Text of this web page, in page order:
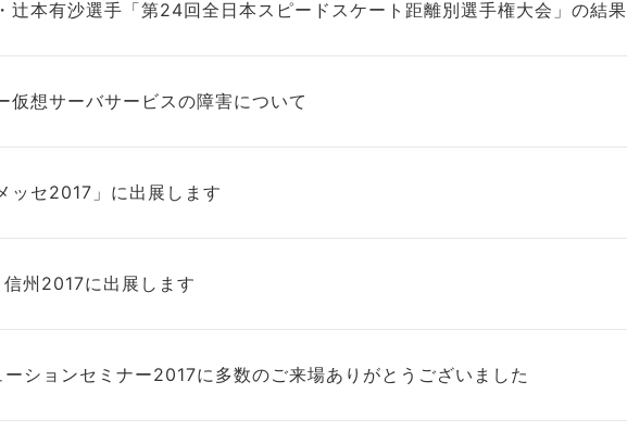
辻本有沙選手「第24回全日本スピードスケート距離別選手権大会」の結果
仮想サーバサービスの障害について
ッセ2017」に出展します
州2017に出展します
ションセミナー2017に多数のご来場ありがとうございました